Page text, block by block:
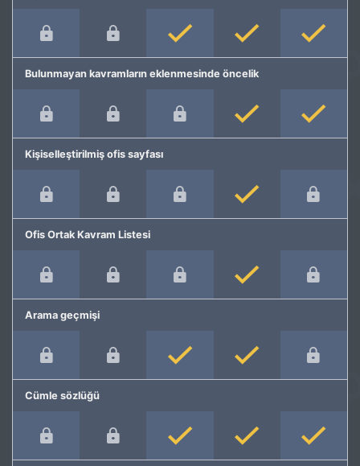
Bulunmayan kavramların eklenmesinde öncelik
Kişiselleştirilmiş ofis sayfası
Ofis Ortak Kavram Listesi
Arama geçmişi
Cümle sözlüğü